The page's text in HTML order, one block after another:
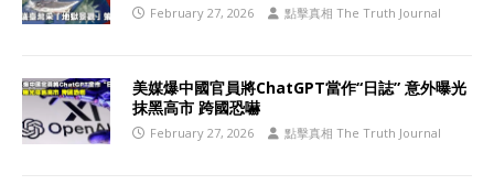
February 27, 2026 點擊真相 The Truth Journal
美媒爆中國官員將ChatGPT當作“日誌” 意外曝光
抹黑高市 跨國恐嚇
February 27, 2026 點擊真相 The Truth Journal